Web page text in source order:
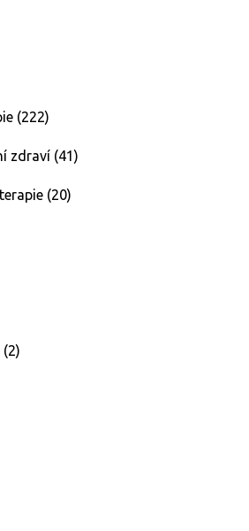
(222)
zdraví (41)
(20)
(2)